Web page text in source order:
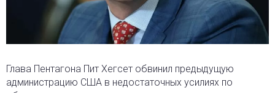
Глава Пентагона Пит Хегсет обвинил предыдущую
администрацию США в недостаточных усилиях по